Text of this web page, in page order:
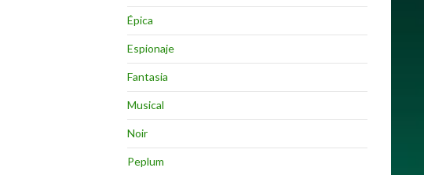
Épica
Espionaje
Fantasia
Musical
Noir
Peplum